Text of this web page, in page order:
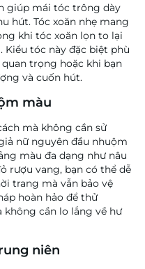
giúp mái tóc trông dày
hút. Tóc xoăn nhẹ mang
khi tóc xoăn lọn to lại
Kiểu tóc này đặc biệt phù
trọng hoặc khi bạn
và cuốn hút.
màu
mà không cần sử
nữ nguyên đầu nhuộm
màu đa dạng như nâu
rượu vang, bạn có thể dễ
trang mà vẫn bảo vệ
hoàn hảo để thử
cần lo lắng về hư
niên